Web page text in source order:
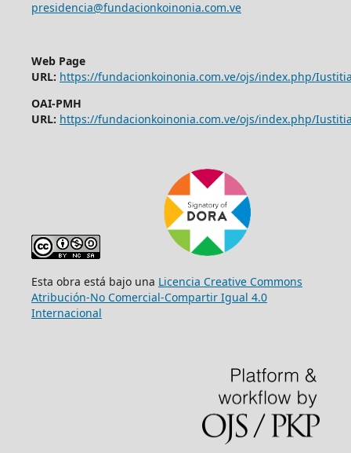
presidencia@fundacionkoinonia.com.ve
Web Page
URL: https://fundacionkoinonia.com.ve/ojs/index.php/
OAI-PMH
URL: https://fundacionkoinonia.com.ve/ojs/index.php/
Esta obra está bajo una Licencia Creative Commons
Atribución-No Comercial-Compartir Igual 4.0
Internacional